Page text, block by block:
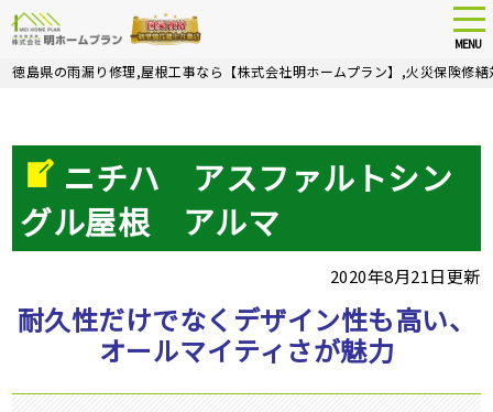
Skip
MENU
徳島県の雨漏り修理,屋根工事なら【株式会社明ホームプラン】,火災保険修繕
ニチハ アスファルトシン
グル屋根 アルマ
2020年8月21日更新
耐久性だけでなくデザイン性も高い、
オールマイティさが魅力